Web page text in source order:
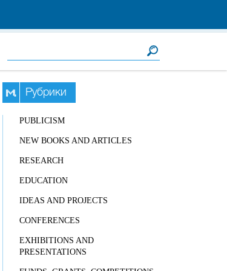
Рубрики
PUBLICISM
NEW BOOKS AND ARTICLES
RESEARCH
EDUCATION
IDEAS AND PROJECTS
CONFERENCES
EXHIBITIONS AND
PRESENTATIONS